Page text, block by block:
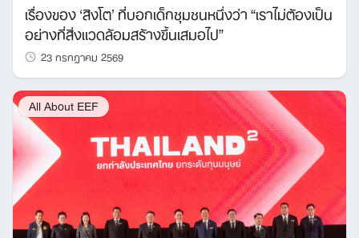
เรื่องของ ‘สิงโต’ ที่บอกเด็กชุมชนหนึ่งว่า “เราไม่ต้องเป็น
อย่างที่สิ่งแวดล้อมสร้างขึ้นเสมอไป”
23 กรกฎาคม 2569
All About EEF